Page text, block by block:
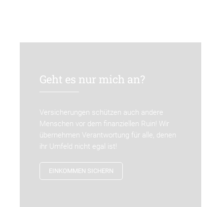
Geht es nur mich an?
Versicherungen schützen auch andere
Menschen vor dem finanziellen Ruin! Wir
übernehmen Verantwortung für alle, denen
ihr Umfeld nicht egal ist!
EINKOMMEN SICHERN